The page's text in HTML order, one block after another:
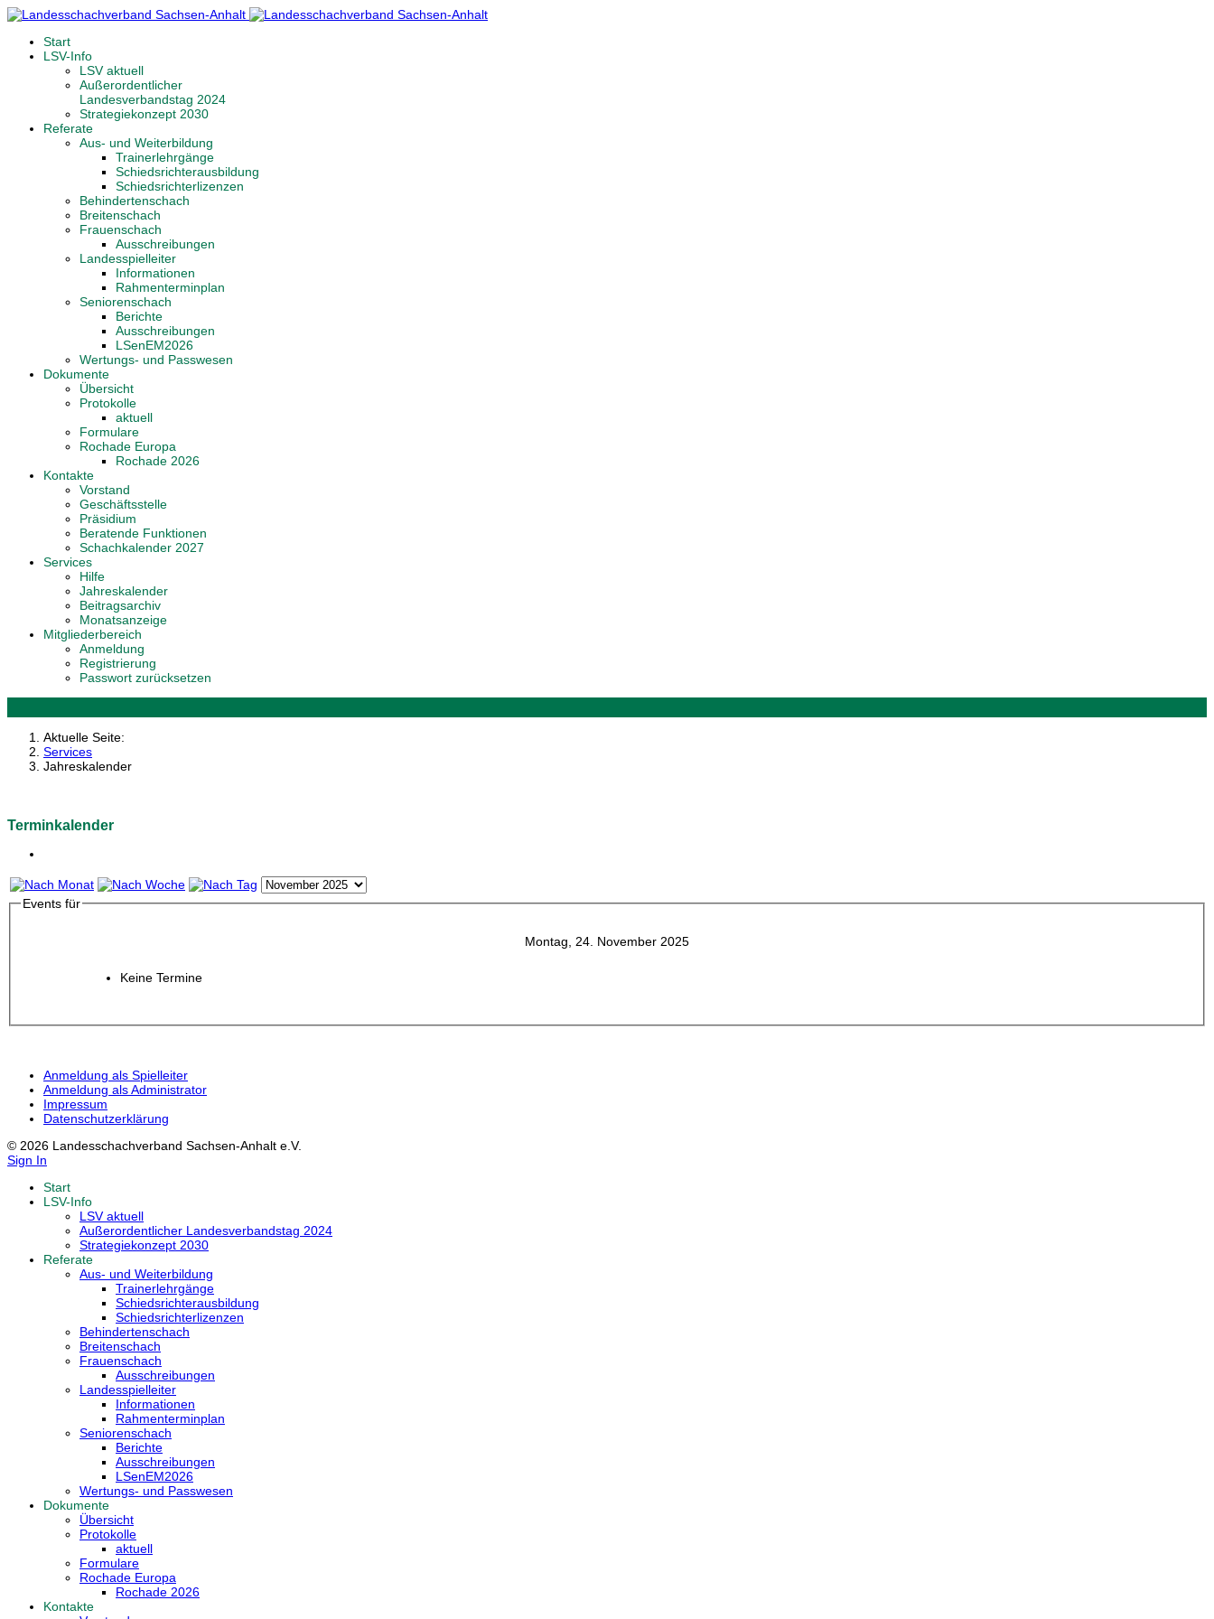
Start
LSV-Info
LSV aktuell
Außerordentlicher
Landesverbandstag 2024
Strategiekonzept 2030
Referate
Aus- und Weiterbildung
Trainerlehrgänge
Schiedsrichterausbildung
Schiedsrichterlizenzen
Behindertenschach
Breitenschach
Frauenschach
Ausschreibungen
Landesspielleiter
Informationen
Rahmenterminplan
Seniorenschach
Berichte
Ausschreibungen
LSenEM2026
Wertungs- und Passwesen
Dokumente
Übersicht
Protokolle
aktuell
Formulare
Rochade Europa
Rochade 2026
Kontakte
Vorstand
Geschäftsstelle
Präsidium
Beratende Funktionen
Schachkalender 2027
Services
Hilfe
Jahreskalender
Beitragsarchiv
Monatsanzeige
Mitgliederbereich
Anmeldung
Registrierung
Passwort zurücksetzen
Aktuelle Seite:
Services
Jahreskalender
Terminkalender
Events für
Montag, 24. November 2025
Keine Termine
Anmeldung als Spielleiter
Anmeldung als Administrator
Impressum
Datenschutzerklärung
© 2026 Landesschachverband Sachsen-Anhalt e.V.
Sign In
Start
LSV-Info
LSV aktuell
Außerordentlicher Landesverbandstag 2024
Strategiekonzept 2030
Referate
Aus- und Weiterbildung
Trainerlehrgänge
Schiedsrichterausbildung
Schiedsrichterlizenzen
Behindertenschach
Breitenschach
Frauenschach
Ausschreibungen
Landesspielleiter
Informationen
Rahmenterminplan
Seniorenschach
Berichte
Ausschreibungen
LSenEM2026
Wertungs- und Passwesen
Dokumente
Übersicht
Protokolle
aktuell
Formulare
Rochade Europa
Rochade 2026
Kontakte